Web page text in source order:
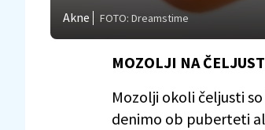
Akne FOTO: Dreamstime
MOZOLJI NA
Mozolji okoli čeljusti
denimo ob puberteti